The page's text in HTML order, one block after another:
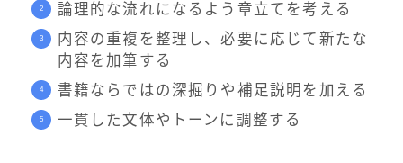
論理的な流れになるよう章立てを考える
内容の重複を整理し、必要に応じて新たな
内容を加筆する
書籍ならではの深掘りや補足説明を加える
一貫した文体やトーンに調整する